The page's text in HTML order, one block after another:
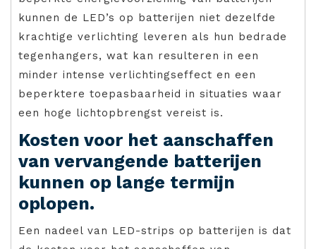
kunnen de LED’s op batterijen niet dezelfde
krachtige verlichting leveren als hun bedrade
tegenhangers, wat kan resulteren in een
minder intense verlichtingseffect en een
beperktere toepasbaarheid in situaties waar
een hoge lichtopbrengst vereist is.
Kosten voor het aanschaffen
van vervangende batterijen
kunnen op lange termijn
oplopen.
Een nadeel van LED-strips op batterijen is dat